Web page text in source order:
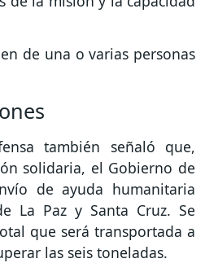
también señaló que,
solidaria, el Gobierno de
de ayuda humanitaria
La Paz y Santa Cruz. Se
que será transportada a
las seis toneladas.